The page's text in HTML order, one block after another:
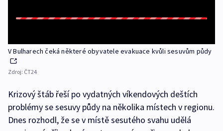
V Bulharech čeká některé obyvatele evakuace kvůli sesuvům půdy
Zdroj: ČT24
Krizový štáb řeší po vydatných víkendových deštích
problémy se sesuvy půdy na několika místech v regionu.
Dnes rozhodl, že se v místě sesutého svahu udělá